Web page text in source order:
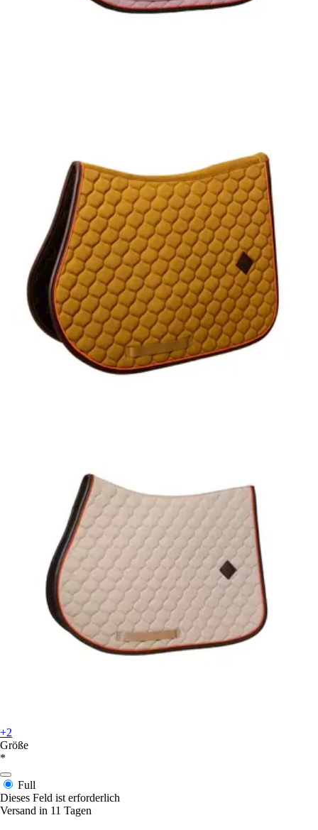
+2
Größe
*
Full
Dieses Feld ist erforderlich
Versand in 11 Tagen